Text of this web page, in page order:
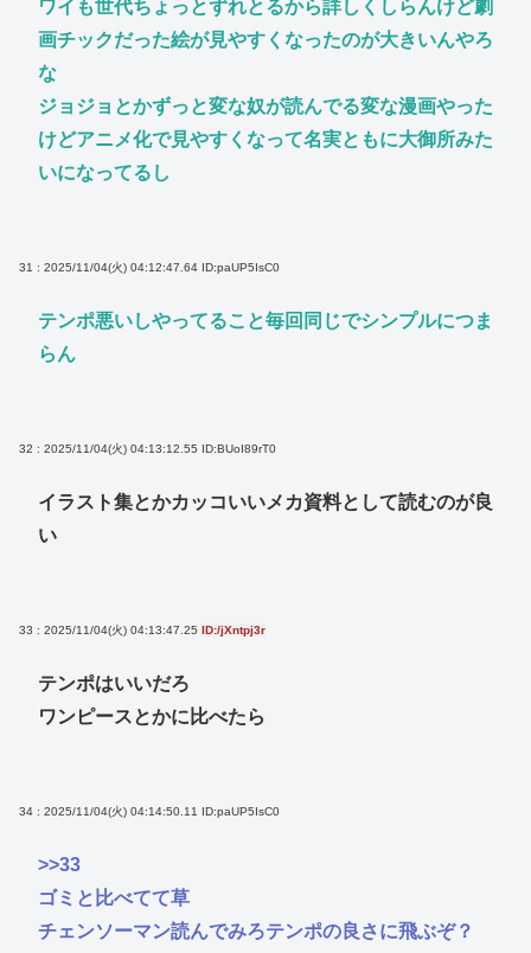
ワイも世代ちょっとずれとるから詳しくしらんけど劇
画チックだった絵が見やすくなったのが大きいんやろ
な
ジョジョとかずっと変な奴が読んでる変な漫画やった
けどアニメ化で見やすくなって名実ともに大御所みた
いになってるし
31 : 2025/11/04(火) 04:12:47.64 ID:paUP5IsC0
テンポ悪いしやってること毎回同じでシンプルにつま
らん
32 : 2025/11/04(火) 04:13:12.55 ID:BUoI89rT0
イラスト集とかカッコいいメカ資料として読むのが良
い
33 : 2025/11/04(火) 04:13:47.25 ID:/jXntpj3r
テンポはいいだろ
ワンピースとかに比べたら
34 : 2025/11/04(火) 04:14:50.11 ID:paUP5IsC0
>>33
ゴミと比べてて草
チェンソーマン読んでみろテンポの良さに飛ぶぞ？